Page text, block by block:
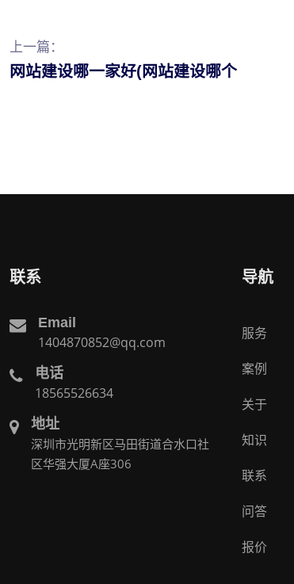
上一篇：
网站建设哪一家好(网站建设哪个
联系
Email
1404870852@qq.com
电话
18565526634
地址
深圳市光明新区马田街道合水口社
区华强大厦A座306
导航
服务
案例
关于
知识
联系
问答
报价